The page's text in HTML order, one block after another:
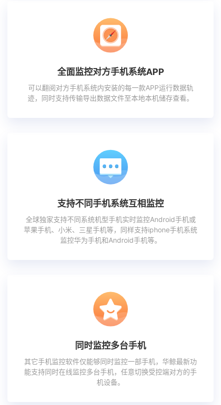
全面监控对方手机系统APP
可以翻阅对方手机系统内安装的每一款APP运行数据轨
迹，同时支持传输导出数据文件至本地本机储存查看。
支持不同手机系统互相监控
全球独家支持不同系统机型手机实时监控Android手机或
苹果手机、小米、三星手机等，同样支持iphone手机系统
监控华为手机和Android手机等。
同时监控多台手机
其它手机监控软件仅能够同时监控一部手机，华鲸最新功
能支持同时在线监控多台手机，任意切换受控端对方的手
机设备。